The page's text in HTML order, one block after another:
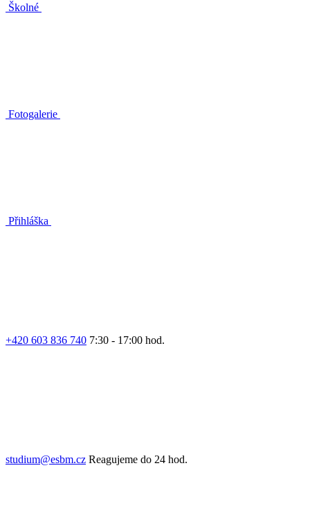
Školné
Fotogalerie
Přihláška
+420 603 836 740 7:30 - 17:00 hod.
studium@esbm.cz Reagujeme do 24 hod.